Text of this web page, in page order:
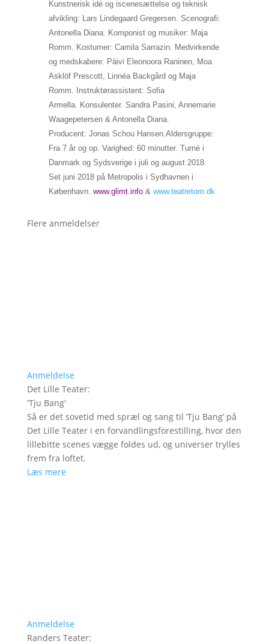
Kunstnerisk idé og iscenesættelse og teknisk
afvikling: Lars Lindegaard Gregersen. Scenografi:
Antonella Diana. Komponist og musiker: Maja
Romm. Kostumer: Camila Sarrazin. Medvirkende
og medskabere: Päivi Eleonoora Raninen, Moa
Asklöf Prescott, Linnéa Backgård og Maja
Romm. Instruktørassistent: Sofia
Armella.
Konsulenter. Sandra Pasini, Annemarie
Waagepetersen & Antonella Diana.
Producent: Jonas Schou Hansen. Aldersgruppe:
Fra 7 år og op. Varighed: 60 minutter. Turné i
Danmark og Sydsverige i juli og august 2018.
Set juni 2018 på Metropolis i Sydhavnen i
København. www.glimt.info& www.teatretom.dk
Flere anmeldelser
Anmeldelse
Det Lille Teater:
'Tju Bang'
Så er det sovetid med spræl og sang til ’Tju Bang’ på
Det Lille Teater i en forvandlingsforestilling, hvor den
lillebitte scenes vægge foldes ud, og universer trylles
frem fra loftet.
Læs mere
Anmeldelse
Randers Teater: